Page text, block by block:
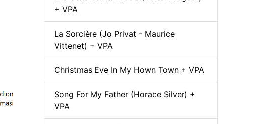
+ VPA
La Sorcière (Jo Privat - Maurice
Vittenet) + VPA
Christmas Eve In My Hown Town + VPA
Song For My Father (Horace Silver) +
VPA